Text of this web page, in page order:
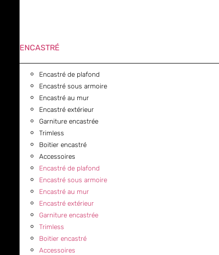
ENCASTRÉ
Encastré de plafond
Encastré sous armoire
Encastré au mur
Encastré extérieur
Garniture encastrée
Trimless
Boitier encastré
Accessoires
Encastré de plafond
Encastré sous armoire
Encastré au mur
Encastré extérieur
Garniture encastrée
Trimless
Boitier encastré
Accessoires